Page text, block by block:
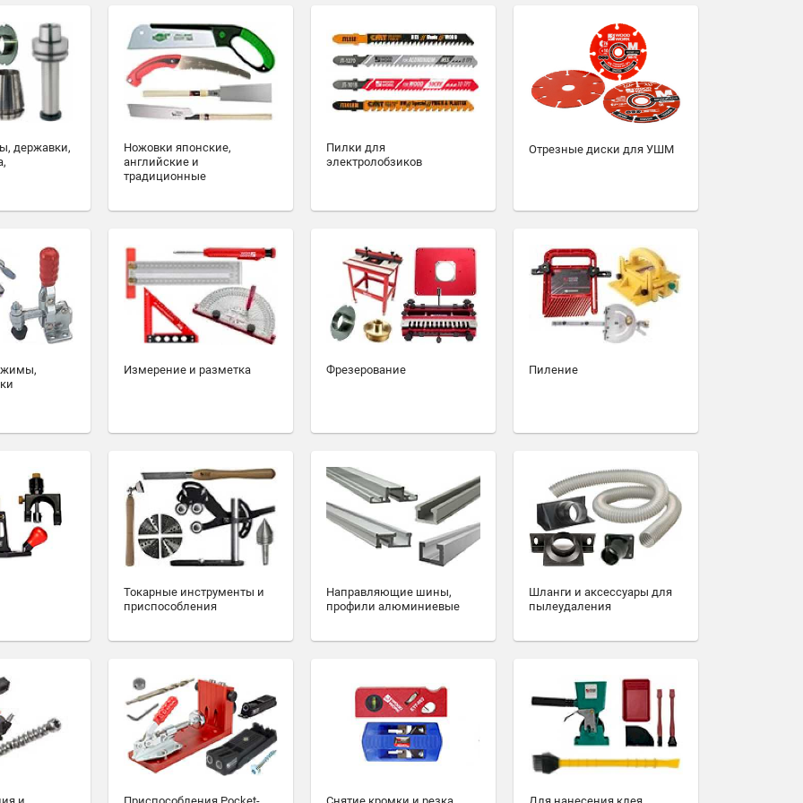
державки,
Ножовки японские,
английские и
традиционные
Пилки для
электролобзиков
Отрезные диски для УШМ
Измерение и разметка Фрезерование Пиление
Токарные инструменты и
приспособления
Направляющие шины,
профили алюминиевые
Шланги и аксессуары для
пылеудаления